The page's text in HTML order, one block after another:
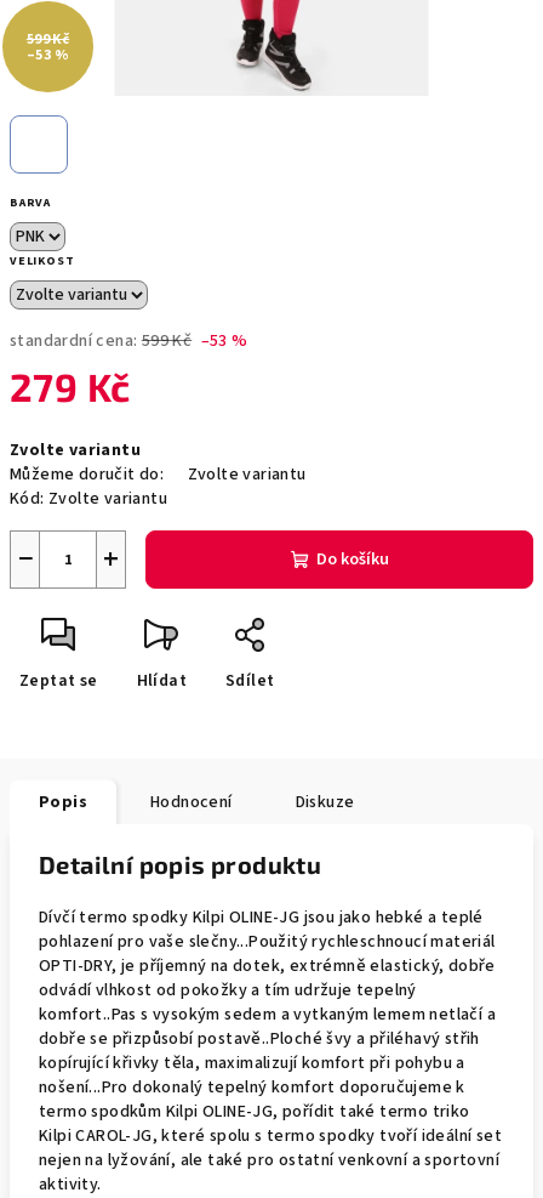
BARVA
VELIKOST
standardní cena: 599 Kč –53 %
279 Kč
cena:
Zvolte variantu
Můžeme doručit do:
Zvolte variantu
Kód: Zvolte variantu
+
− Do košíku
Zeptat se Hlídat Sdílet
599 Kč
–53 %
Popis Hodnocení Diskuze
Detailní popis produktu
Dívčí termo spodky Kilpi OLINE-JG jsou jako hebké a teplé
pohlazení pro vaše slečny...Použitý rychleschnoucí materiál
OPTI-DRY, je příjemný na dotek, extrémně elastický, dobře
odvádí vlhkost od pokožky a tím udržuje tepelný
komfort..Pas s vysokým sedem a vytkaným lemem netlačí a
dobře se přizpůsobí postavě..Ploché švy a přiléhavý střih
kopírující křivky těla, maximalizují komfort při pohybu a
nošení...Pro dokonalý tepelný komfort doporučujeme k
termo spodkům Kilpi OLINE-JG, pořídit také termo triko
Kilpi CAROL-JG, které spolu s termo spodky tvoří ideální set
nejen na lyžování, ale také pro ostatní venkovní a sportovní
aktivity.